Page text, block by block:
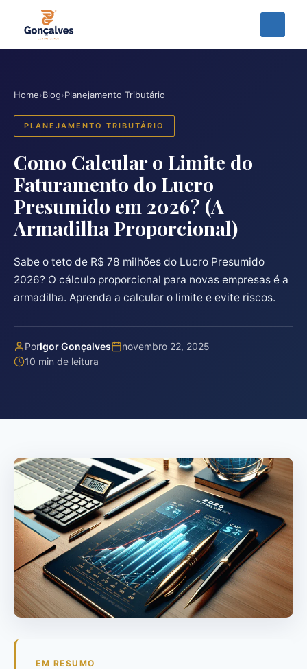
Home›Blog›Planejamento Tributário
PLANEJAMENTO TRIBUTÁRIO
Como Calcular o Limite do
Faturamento do Lucro
Presumido em 2026? (A
Armadilha Proporcional)
Sabe o teto de R$ 78 milhões do Lucro Presumido
2026? O cálculo proporcional para novas empresas é a
armadilha. Aprenda a calcular o limite e evite riscos.
PorIgor Gonçalves
novembro 22, 2025
10 min de leitura
EM RESUMO